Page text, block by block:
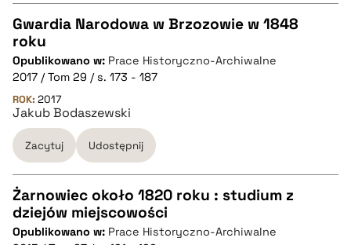
pobierz cytat
CZYSTY TEKST
pobierz cytat
BIBTEX
pobierz cytat
Gwardia Narodowa w Brzozowie w 1848
roku
Opublikowano w: Prace Historyczno-Archiwalne
2017 / Tom 29 / s. 173 - 187
ROK: 2017
Jakub Bodaszewski
Zacytuj Udostępnij
CZYSTY TEKST
Żarnowiec około 1820 roku : studium z
dziejów miejscowości
Opublikowano w: Prace Historyczno-Archiwalne